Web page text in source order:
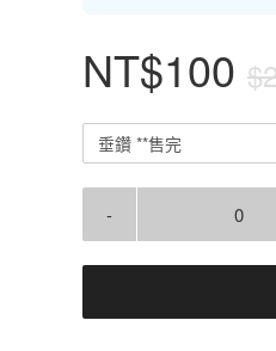
NT$100
垂鑽 **售完
-